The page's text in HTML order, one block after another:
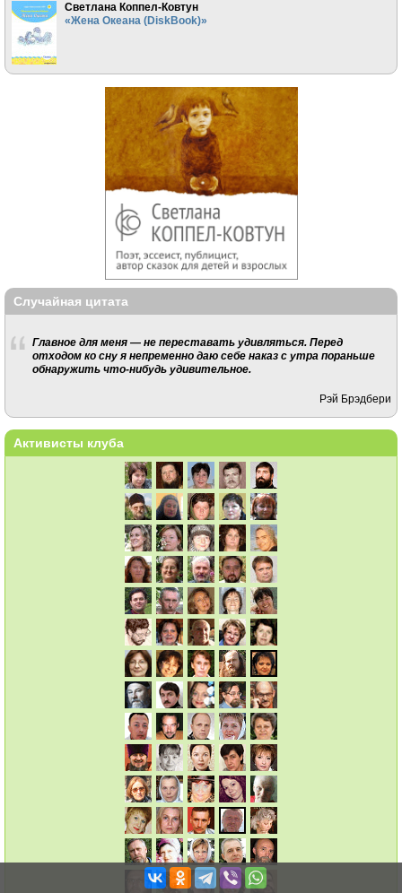
Светлана Коппел-Ковтун
«Жена Океана (DiskBook)»
Случайная цитата
Главное для меня — не переставать удивляться. Перед
отходом ко сну я непременно даю себе наказ с утра пораньше
обнаружить что-нибудь удивительное.
Рэй Брэдбери
Активисты клуба